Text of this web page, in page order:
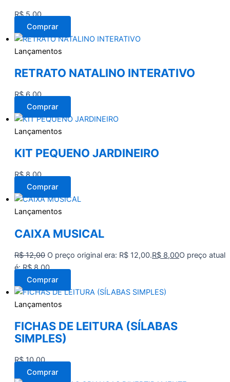
R$5,00
Comprar
Lançamentos
RETRATO NATALINO INTERATIVO
R$6,00
Comprar
Lançamentos
KIT PEQUENO JARDINEIRO
R$8,00
Comprar
Lançamentos
CAIXA MUSICAL
R$12,00 O preço original era: R$ 12,00.R$ 8,00O preço atual
é: R$ 8,00.
Comprar
Lançamentos
FICHAS DE LEITURA (SÍLABAS
SIMPLES)
R$10,00
Comprar